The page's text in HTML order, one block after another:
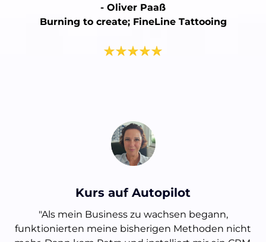
- Oliver Paaß
Burning to create; FineLine Tattooing
Kurs auf Autopilot
"Als mein Business zu wachsen begann,
funktionierten meine bisherigen Methoden nicht